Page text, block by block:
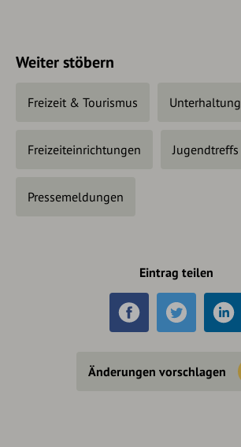
Weiter stöbern
Freizeit & Tourismus Unterhaltung
Freizeiteinrichtungen Jugendtreffs
Pressemeldungen
Eintrag teilen
Änderungen vorschlagen